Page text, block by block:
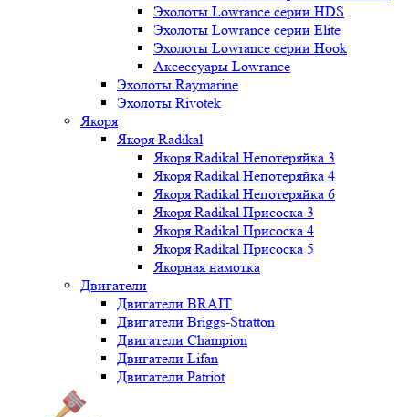
Эхолоты Lowrance серии HDS
Эхолоты Lowrance серии Elite
Эхолоты Lowrance серии Hook
Аксессуары Lowrance
Эхолоты Raymarine
Эхолоты Rivotek
Якоря
Якоря Radikal
Якоря Radikal Непотеряйка 3
Якоря Radikal Непотеряйка 4
Якоря Radikal Непотеряйка 6
Якоря Radikal Присоска 3
Якоря Radikal Присоска 4
Якоря Radikal Присоска 5
Якорная намотка
Двигатели
Двигатели BRAIT
Двигатели Briggs-Stratton
Двигатели Champion
Двигатели Lifan
Двигатели Patriot